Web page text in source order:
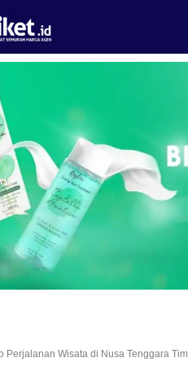
Perjalanan Wisata di Nusa Tenggara